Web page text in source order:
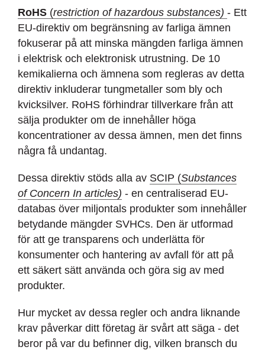
RoHS (restriction of hazardous substances) - Ett
EU-direktiv om begränsning av farliga ämnen
fokuserar på att minska mängden farliga ämnen
i elektrisk och elektronisk utrustning. De 10
kemikalierna och ämnena som regleras av detta
direktiv inkluderar tungmetaller som bly och
kvicksilver. RoHS förhindrar tillverkare från att
sälja produkter om de innehåller höga
koncentrationer av dessa ämnen, men det finns
några få undantag.
Dessa direktiv stöds alla av SCIP (Substances
of Concern In articles) - en centraliserad EU-
databas över miljontals produkter som innehåller
betydande mängder SVHCs. Den är utformad
för att ge transparens och underlätta för
konsumenter och hantering av avfall för att på
ett säkert sätt använda och göra sig av med
produkter.
Hur mycket av dessa regler och andra liknande
krav påverkar ditt företag är svårt att säga - det
beror på var du befinner dig, vilken bransch du